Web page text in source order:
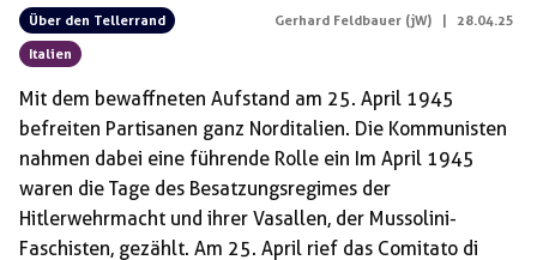
Über den Tellerrand
Italien
Gerhard Feldbauer (jW) 28.04.25
Mit dem bewaffneten Aufstand am 25. April 1945
befreiten Partisanen ganz Norditalien. Die Kommunisten
nahmen dabei eine führende Rolle ein Im April 1945
waren die Tage des Besatzungsregimes der
Hitlerwehrmacht und ihrer Vasallen, der Mussolini-
Faschisten, gezählt. Am 25. April rief das Comitato di